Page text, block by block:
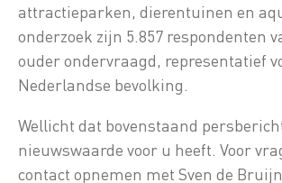
attractieparken, dierentuinen en
onderzoek zijn 5.857 respondenten
ouder ondervraagd, representatief
Nederlandse bevolking.
Wellicht dat bovenstaand
nieuwswaarde voor u heeft. Voor
contact opnemen met Sven de